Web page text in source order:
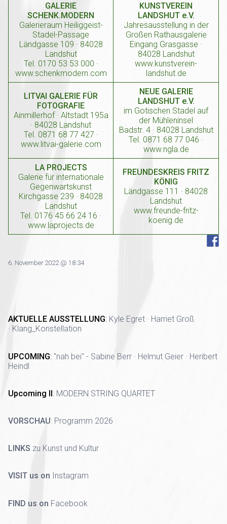
GALERIE
SCHENK.MODERN
Galerieraum Heiliggeist-
Stadel-Passage
Ländgasse 109 · 84028
Landshut
Tel. 0170 53 53 000 ·
www.schenkmodern.com
KUNSTVEREIN
LANDSHUT e.V.
Jahresausstellung in der
Großen Rathausgalerie
Eingang Grasgasse ·
84028 Landshut
www.kunstverein-
landshut.de
LITVAI GALERIE FÜR
FOTOGRAFIE
Ainmillerhof · Altstadt 195a
· 84028 Landshut
Tel. 0871 68 77 427 ·
www.litvai-galerie.com
NEUE GALERIE
LANDSHUT e.V.
im Gotischen Stadel auf
der Mühleninsel
Badstr. 4 · 84028 Landshut
Tel. 0871 68 77 046 ·
www.ngla.de
LA PROJECTS
Galerie für internationale
Gegenwartskunst
Kirchgasse 239 · 84028
Landshut
Tel. 0176 45 66 24 16 ·
www.laprojects.de
FREUNDESKREIS FRITZ
KÖNIG
Ländgasse 111 · 84028
Landshut
www.freunde-fritz-
koenig.de
6. November 2022 @ 18:34
AKTUELLE AUSSTELLUNG: Kyle Egret · Harriet Groß
· Klang_Konstellation
UPCOMING: "nah bei" - Sabine Berr · Helmut Geier · Heribert
Heindl
Upcoming II: MODERN STRING QUARTET
VORSCHAU: Programm 2026
LINKS zu Kunst und Kultur
VISIT us on Instagram
FIND us on Facebook